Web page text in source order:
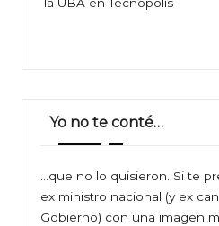
Yo no te conté…
…que no lo quisieron. Si te
ex ministro nacional (y ex
Gobierno) con una imagen